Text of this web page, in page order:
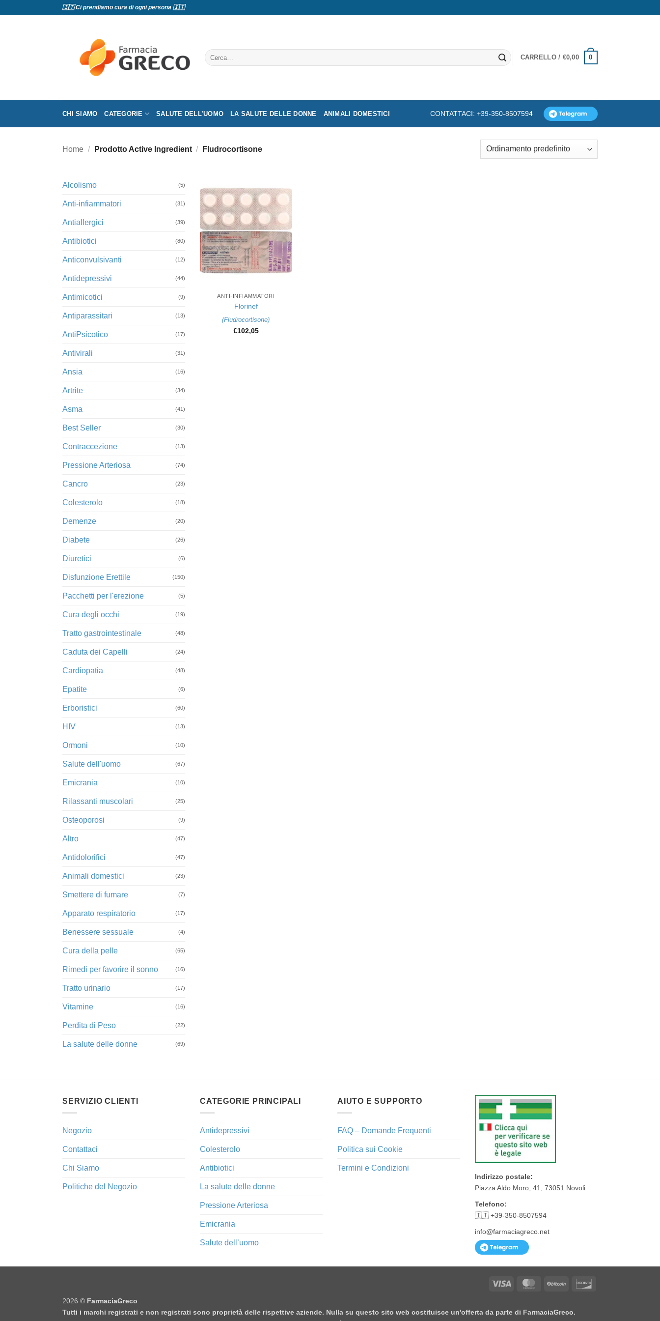
🇮🇹 Ci prendiamo cura di ogni persona 🇮🇹
Cerca:
CARRELLO / €0,00 0
CHI SIAMO CATEGORIE SALUTE DELL’UOMO LA SALUTE DELLE DONNE ANIMALI DOMESTICI CONTATTACI: +39-350-8507594
Home / Prodotto Active Ingredient / Fludrocortisone
Alcolismo (5)
Anti-infiammatori (31)
Antiallergici (39)
Antibiotici (80)
Anticonvulsivanti (12)
Antidepressivi (44)
Antimicotici (9)
Antiparassitari (13)
AntiPsicotico (17)
Antivirali (31)
Ansia (16)
Artrite (34)
Asma (41)
Best Seller (30)
Contraccezione (13)
Pressione Arteriosa (74)
Cancro (23)
Colesterolo (18)
Demenze (20)
Diabete (26)
Diuretici (6)
Disfunzione Erettile (150)
Pacchetti per l'erezione (5)
Cura degli occhi (19)
Tratto gastrointestinale (48)
Caduta dei Capelli (24)
Cardiopatia (48)
Epatite (6)
Erboristici (60)
HIV (13)
Ormoni (10)
Salute dell'uomo (67)
Emicrania (10)
Rilassanti muscolari (25)
Osteoporosi (9)
Altro (47)
Antidolorifici (47)
Animali domestici (23)
Smettere di fumare (7)
Apparato respiratorio (17)
Benessere sessuale (4)
Cura della pelle (65)
Rimedi per favorire il sonno (16)
Tratto urinario (17)
Vitamine (16)
Perdita di Peso (22)
La salute delle donne (69)
ANTI-INFIAMMATORI
Florinef
(Fludrocortisone)
€102,05
SERVIZIO CLIENTI
Negozio
Contattaci
Chi Siamo
Politiche del Negozio
CATEGORIE PRINCIPALI
Antidepressivi
Colesterolo
Antibiotici
La salute delle donne
Pressione Arteriosa
Emicrania
Salute dell’uomo
AIUTO E SUPPORTO
FAQ – Domande Frequenti
Politica sui Cookie
Termini e Condizioni
Indirizzo postale:
Piazza Aldo Moro, 41, 73051 Novoli
Telefono:
🇮🇹 +39-350-8507594
info@farmaciagreco.net
Visa MasterCardBitCoin
2026 © FarmaciaGreco
Tutti i marchi registrati e non registrati sono proprietà delle rispettive aziende. Nulla su questo sito web costituisce un'offerta da parte di FarmaciaGreco.